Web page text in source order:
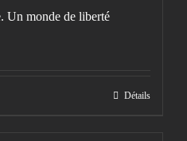
Un monde de liberté
Détails